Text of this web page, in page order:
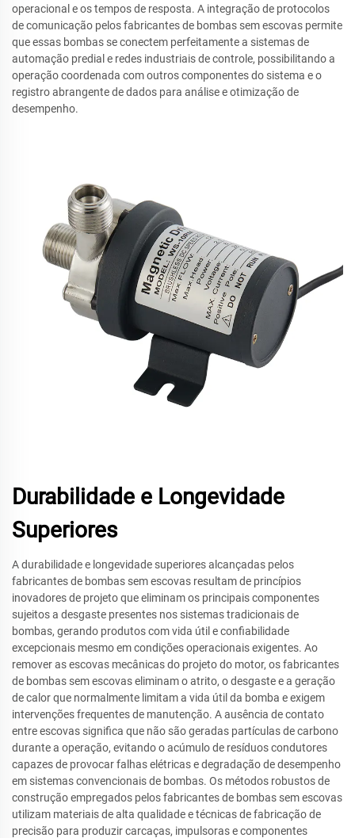
operacional e os tempos de resposta. A integração de protocolos
de comunicação pelos fabricantes de bombas sem escovas permite
que essas bombas se conectem perfeitamente a sistemas de
automação predial e redes industriais de controle, possibilitando a
operação coordenada com outros componentes do sistema e o
registro abrangente de dados para análise e otimização de
desempenho.
Durabilidade e Longevidade
Superiores
A durabilidade e longevidade superiores alcançadas pelos
fabricantes de bombas sem escovas resultam de princípios
inovadores de projeto que eliminam os principais componentes
sujeitos a desgaste presentes nos sistemas tradicionais de
bombas, gerando produtos com vida útil e confiabilidade
excepcionais mesmo em condições operacionais exigentes. Ao
remover as escovas mecânicas do projeto do motor, os fabricantes
de bombas sem escovas eliminam o atrito, o desgaste e a geração
de calor que normalmente limitam a vida útil da bomba e exigem
intervenções frequentes de manutenção. A ausência de contato
entre escovas significa que não são geradas partículas de carbono
durante a operação, evitando o acúmulo de resíduos condutores
capazes de provocar falhas elétricas e degradação de desempenho
em sistemas convencionais de bombas. Os métodos robustos de
construção empregados pelos fabricantes de bombas sem escovas
utilizam materiais de alta qualidade e técnicas de fabricação de
precisão para produzir carcaças, impulsoras e componentes